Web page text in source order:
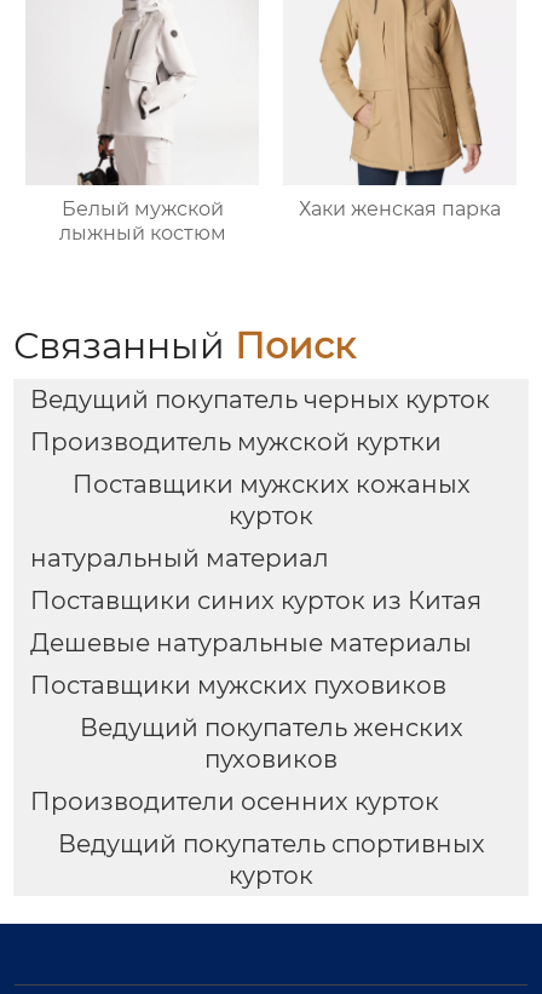
Белый мужской
лыжный костюм
Хаки женская парка
Связанный Поиск
Ведущий покупатель черных курток
Производитель мужской куртки
Поставщики мужских кожаных
курток
натуральный материал
Поставщики синих курток из Китая
Дешевые натуральные материалы
Поставщики мужских пуховиков
Ведущий покупатель женских
пуховиков
Производители осенних курток
Ведущий покупатель спортивных
курток